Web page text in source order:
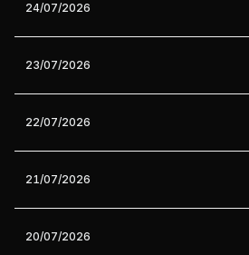
24/07/2026
23/07/2026
22/07/2026
21/07/2026
20/07/2026